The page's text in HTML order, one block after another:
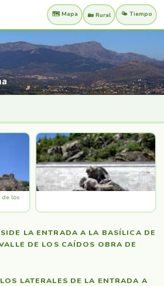
🗺️ Mapa 🏡 Rural 🌤️ Tiempo
de los
LA ENTRADA A LA BASÍLICA DE
DE LOS CAÍDOS OBRA DE
LATERALES DE LA ENTRADA A